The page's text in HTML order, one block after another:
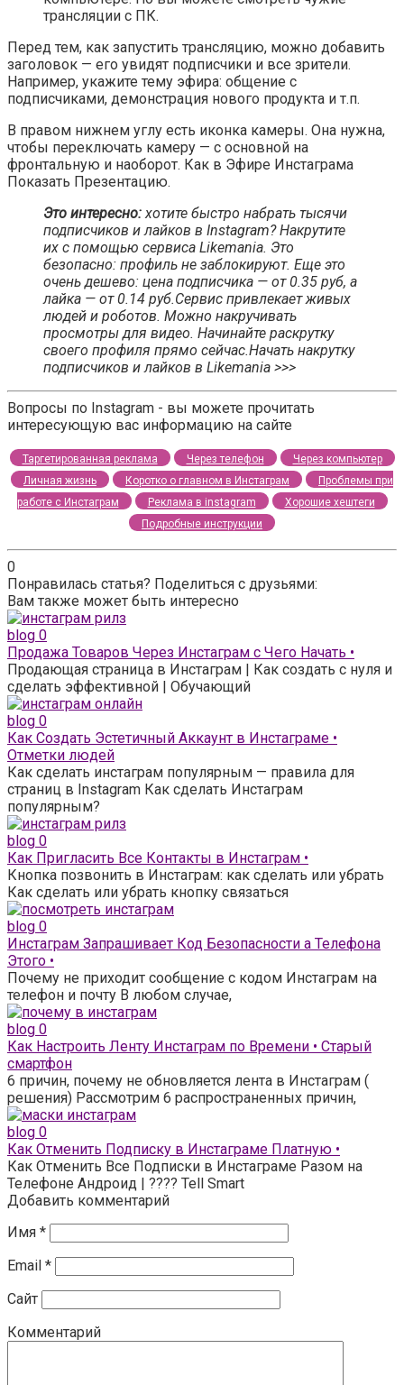
трансляции с ПК.
Перед тем, как запустить трансляцию, можно добавить
заголовок — его увидят подписчики и все зрители.
Например, укажите тему эфира: общение с
подписчиками, демонстрация нового продукта и т.п.
В правом нижнем углу есть иконка камеры. Она нужна,
чтобы переключать камеру — с основной на
фронтальную и наоборот. Как в Эфире Инстаграма
Показать Презентацию.
Это интересно: хотите быстро набрать тысячи
подписчиков и лайков в Instagram? Накрутите
их с помощью сервиса Likemania. Это
безопасно: профиль не заблокируют. Еще это
очень дешево: цена подписчика — от 0.35 руб, а
лайка — от 0.14 руб.Сервис привлекает живых
людей и роботов. Можно накручивать
просмотры для видео. Начинайте раскрутку
своего профиля прямо сейчас.Начать накрутку
подписчиков и лайков в Likemania >>>
Вопросы по Instagram - вы можете прочитать
интересующую вас информацию на сайте
Таргетированная реклама Через телефон
Через компьютер
Личная жизнь
Коротко о главном в Инстаграм
Проблемы при
работе с Инстаграм
Реклама в instagram
Хорошие хештеги
Подробные инструкции
0
Понравилась статья? Поделиться с друзьями:
Вам также может быть интересно
blog 0
Продажа Товаров Через Инстаграм с Чего Начать •
Продающая страница в Инстаграм | Как создать с нуля и
сделать эффективной | Обучающий
blog 0
Как Создать Эстетичный Аккаунт в Инстаграме •
Отметки людей
Как сделать инстаграм популярным — правила для
страниц в Instagram Как сделать Инстаграм
популярным?
blog 0
Как Пригласить Все Контакты в Инстаграм •
Кнопка позвонить в Инстаграм: как сделать или убрать
Как сделать или убрать кнопку связаться
blog 0
Инстаграм Запрашивает Код Безопасности а Телефона
Этого •
Почему не приходит сообщение с кодом Инстаграм на
телефон и почту В любом случае,
blog 0
Как Настроить Ленту Инстаграм по Времени • Старый
смартфон
6 причин, почему не обновляется лента в Инстаграм (
решения) Рассмотрим 6 распространенных причин,
blog 0
Как Отменить Подписку в Инстаграме Платную •
Как Отменить Все Подписки в Инстаграме Разом на
Телефоне Андроид | ???? Tell Smart
Добавить комментарий
Имя *
Email *
Сайт
Комментарий